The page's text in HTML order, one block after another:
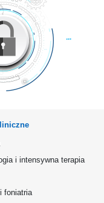
i intensywna terapia
foniatria